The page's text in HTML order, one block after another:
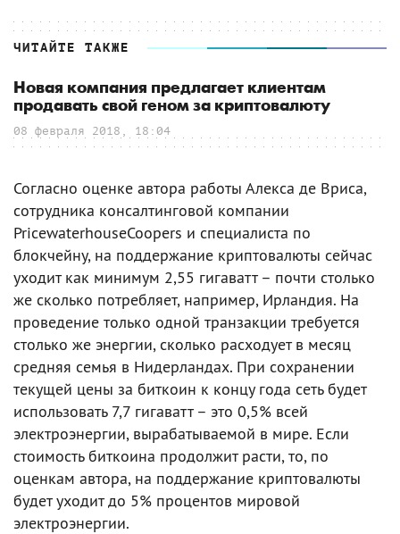
ЧИТАЙТЕ ТАКЖЕ
Новая компания предлагает клиентам
продавать свой геном за криптовалюту
08 февраля 2018, 18:04
Согласно оценке автора работы Алекса де Вриса,
сотрудника консалтинговой компании
PricewaterhouseCoopers и специалиста по
блокчейну, на поддержание криптовалюты сейчас
уходит как минимум 2,55 гигаватт – почти столько
же сколько потребляет, например, Ирландия. На
проведение только одной транзакции требуется
столько же энергии, сколько расходует в месяц
средняя семья в Нидерландах. При сохранении
текущей цены за биткоин к концу года сеть будет
использовать 7,7 гигаватт – это 0,5% всей
электроэнергии, вырабатываемой в мире. Если
стоимость биткоина продолжит расти, то, по
оценкам автора, на поддержание криптовалюты
будет уходит до 5% процентов мировой
электроэнергии.